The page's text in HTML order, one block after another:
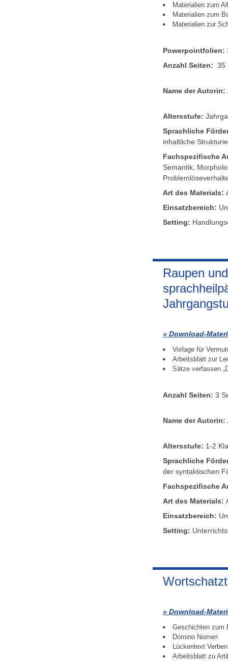
Materialien zum
Materialien zum
Materialien zur
Powerpointfolien:
Anzahl Seiten: 35
Name der Autorin:
Altersstufe:
Sprachliche
inhaltliche
Fachspezifische
Semantik,
Art des Materials:
Einsatzbereich:
Setting:
Raupen
Download-
Vorlage für
Arbeitsblatt zur
Sätze verfassen
Anzahl Seiten: 3
Name der Autorin:
Altersstufe: 1-2
Sprachliche
der syntaktischen
Fachspezifische
Art des Materials:
Einsatzbereich:
Setting:
Download-
Geschichten zum
Domino Nomen
Lückentext Verben
Arbeitsblatt zu